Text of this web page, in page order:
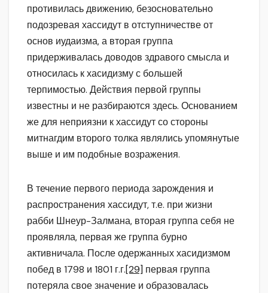
противилась движению, безосновательно
подозревая хассидут в отступничестве от
основ иудаизма, а вторая группа
придерживалась доводов здравого смысла и
относилась к хасидизму с большей
терпимостью. Действия первой группы
известны и не разбираются здесь. Основанием
же для неприязни к хассидут со стороны
митнагдим второго толка являлись упомянутые
выше и им подобные возражения.
В течение первого периода зарождения и
распространения хассидут, т.е. при жизни
рабби Шнеур-Залмана, вторая группа себя не
проявляла, первая же группа бурно
активничала. После одержанных хасидизмом
побед в 1798 и 1801 г.г.[29] первая группа
потеряла свое значение и образовалась